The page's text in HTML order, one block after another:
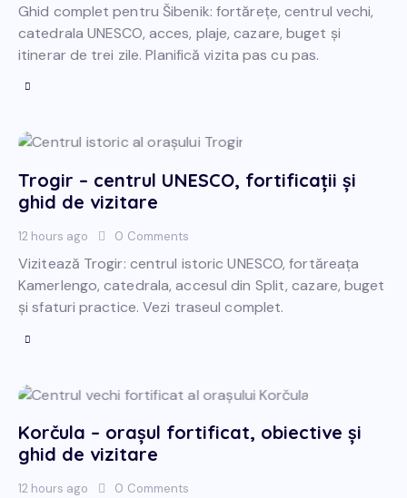
Ghid complet pentru Šibenik: fortărețe, centrul vechi,
catedrala UNESCO, acces, plaje, cazare, buget și
itinerar de trei zile. Planifică vizita pas cu pas.
Trogir – centrul UNESCO, fortificații și
ghid de vizitare
12 hours ago 0 Comments
Vizitează Trogir: centrul istoric UNESCO, fortăreața
Kamerlengo, catedrala, accesul din Split, cazare, buget
și sfaturi practice. Vezi traseul complet.
Korčula – orașul fortificat, obiective și
ghid de vizitare
12 hours ago 0 Comments